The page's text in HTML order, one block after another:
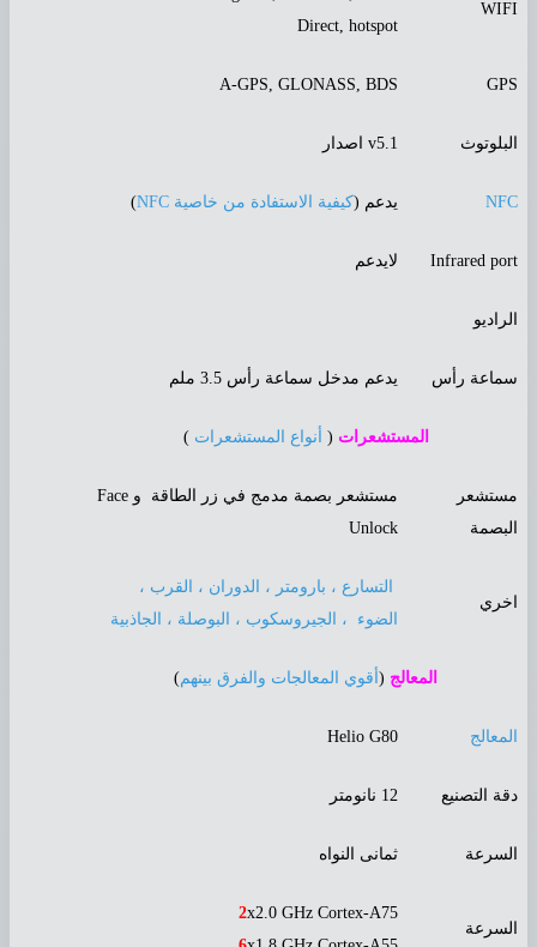
Direct, hotspot
A-GPS, GLONASS, BDS
v5.1 اصدار
يدعم (كيفية الاستفادة من خاصية NFC )
Infrared لايدعم
رأس يدعم مدخل سماعة رأس 3.5 ملم
المستشعرات (أنواع المستشعرات)
مستشعر بصمة مدمج في زر الطاقة و Face
Unlock
التسارع ، بارومتر ، الدوران ، القرب ،
الضوء ، الجيروسكوب ، البوصلة ، الجاذبية
المعالج(أقوي المعالجات والفرق بينهم)
Helio G80
التصنيع
ثمانى النواه
2 x2.0 GHz Cortex-A75